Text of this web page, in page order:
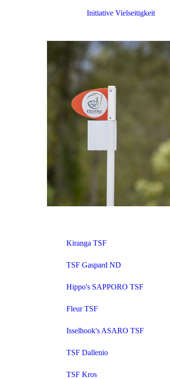
Initiative Vielseitigkeit
Kiranga TSF
TSF Gaspard ND
Hippo's SAPPORO TSF
Fleur TSF
Isselhook's ASARO TSF
TSF Dallenio
TSF Kros